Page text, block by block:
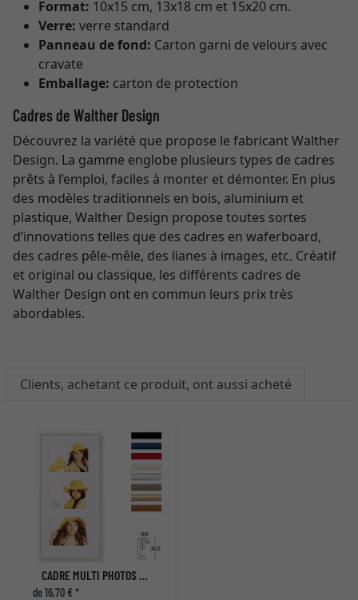
Format: 10x15 cm, 13x18 cm et 15x20 cm.
Verre: verre standard
Panneau de fond: Carton garni de velours avec
cravate
Emballage: carton de protection
Cadres de Walther Design
Découvrez la variété que propose le fabricant Walther
Design. La gamme englobe plusieurs types de cadres
prêts à l’emploi, faciles à monter et démonter. En plus
des modèles traditionnels en bois, aluminium et
plastique, Walther Design propose toutes sortes
d’innovations telles que des cadres en waferboard,
des cadres pêle-mêle, des lianes à images, etc. Créatif
et original ou classique, les différents cadres de
Walther Design ont en commun leurs prix très
abordables.
Clients, achetant ce produit, ont aussi acheté
CADRE MULTI PHOTOS NEW LIFESTYLE POUR 3 PHOTOS
de 16,70 € *